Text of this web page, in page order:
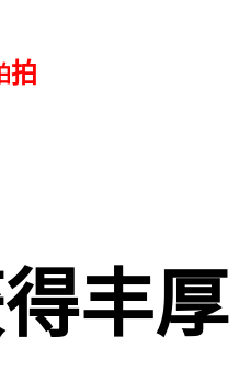
拍
丰厚